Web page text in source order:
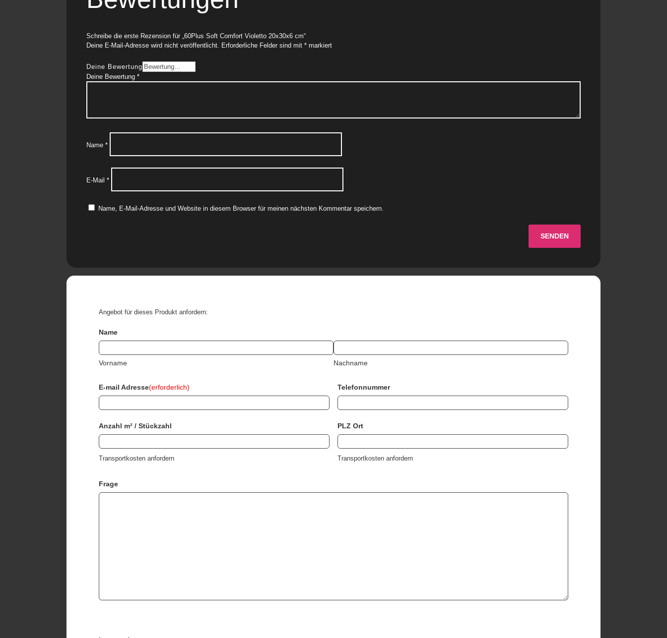
Schreibe die erste Rezension für „60Plus Soft Comfort Violetto 20x30x6 cm“
Deine E-Mail-Adresse wird nicht veröffentlicht.
Erforderliche Felder sind mit* markiert
Deine Bewertung
Deine Bewertung*
Name*
E-Mail*
Name, E-Mail-Adresse und Website in diesem Browser für meinen nächsten Kommentar speichern.
SENDEN
Angebot für dieses Produkt anfordern:
Name
Vorname Nachname
E-mail Adresse(erforderlich) Telefonnummer
Anzahl m² / Stückzahl
Transportkosten anfordern
PLZ Ort
Transportkosten anfordern
Frage